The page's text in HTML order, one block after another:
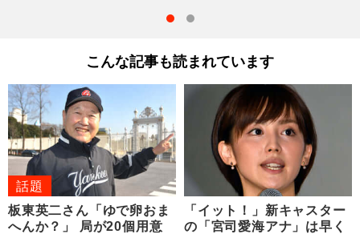
こんな記事も読まれています
話題
板東英二さん「ゆで卵おま
へんか？」 局が20個用意
「イット！」新キャスター
の「宮司愛海アナ」は早く